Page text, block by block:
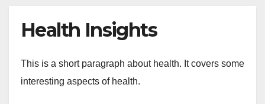
Health Insights
This is a short paragraph about health. It covers some
interesting aspects of health.